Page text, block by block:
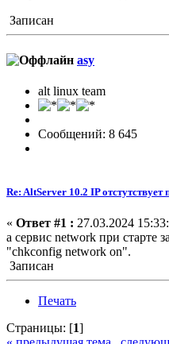
Записан
asy
alt linux team
Сообщений: 8 645
Re: AltServer 10.2 IP
« Ответ #1 : 27.03.2024
а сервис network при старте
"chkconfig network on".
Записан
Печать
Страницы: [1]